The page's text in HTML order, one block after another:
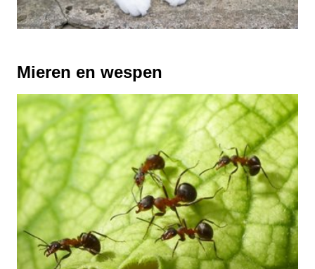
Mieren en wespen